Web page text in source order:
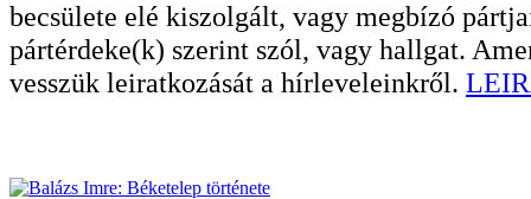
becsülete elé kiszolgált, vagy megbízó
pártérdeke(k) szerint szól, vagy hallgat.
vesszük leiratkozását a hírleveleinkről.